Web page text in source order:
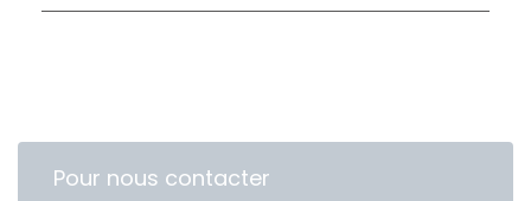
Pour nous contacter